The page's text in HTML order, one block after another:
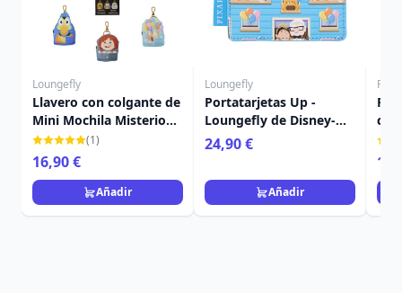
Loungefly
Llavero con colgante de
Mini Mochila Misterio
de Up - Disney-Pixar
Loungefly
(1)
16,90 €
Añadir
Loungefly
Portatarjetas Up -
Loungefly de Disney-
Pixar
24,90 €
Añadir
con